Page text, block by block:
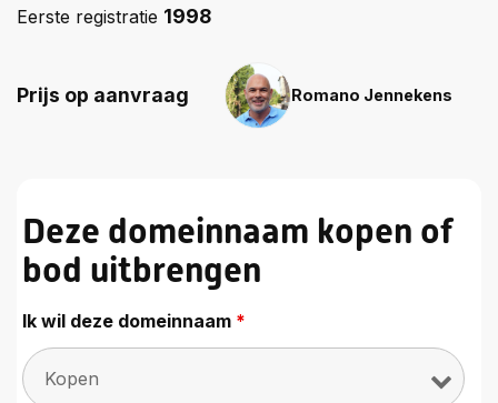
Eerste registratie 1998
Prijs op aanvraag Romano Jennekens
Deze domeinnaam kopen of
bod uitbrengen
Ik wil deze domeinnaam *